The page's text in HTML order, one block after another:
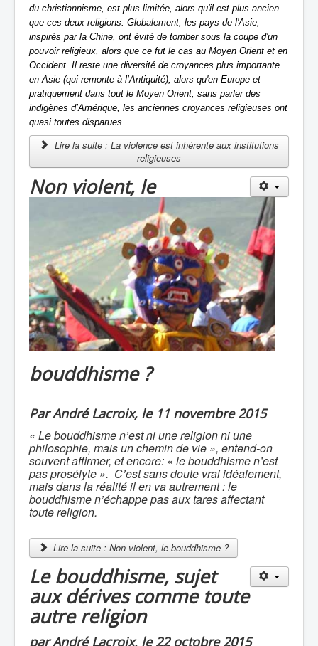
du christiannisme, est plus limitée, alors qu'il est plus ancien
que ces deux religions. Globalement, les pays de l'Asie,
inspirés par la Chine, ont évité de tomber sous la coupe d'un
pouvoir religieux, alors que ce fut le cas au Moyen Orient et en
Occident. Il reste une diversité de croyances plus importante
en Asie (qui remonte à l’Antiquité), alors qu'en Europe et
pratiquement dans tout le Moyen Orient, sans parler des
indigènes d’Amérique, les anciennes croyances religieuses ont
quasi toutes disparues.
Lire la suite : La violence est inhérente aux institutions
religieuses
Non violent, le
bouddhisme ?
Par André Lacroix, le 11 novembre 2015
« Le bouddhisme n’est ni une religion ni une
philosophie, mais un chemin de vie », entend-on
souvent affirmer, et encore: « le bouddhisme n’est
pas prosélyte ». C’est sans doute vrai idéalement,
mais dans la réalité il en va autrement : le
bouddhisme n’échappe pas aux tares affectant
toute religion.
Lire la suite : Non violent, le bouddhisme ?
Le bouddhisme, sujet
aux dérives comme toute
autre religion
par André Lacroix, le 22 octobre 2015